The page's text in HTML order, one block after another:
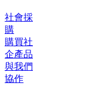
社會採
購
購買社
企產品
與我們
協作